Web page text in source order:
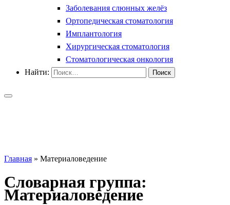
Заболевания слюнных желёз
Ортопедическая стоматология
Имплантология
Хирургическая стоматология
Стоматологическая онкология
Найти:
Главная » Материаловедение
Словарная группа:
Материаловедение